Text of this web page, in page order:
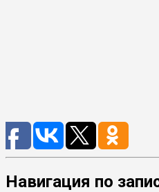
Навигация по